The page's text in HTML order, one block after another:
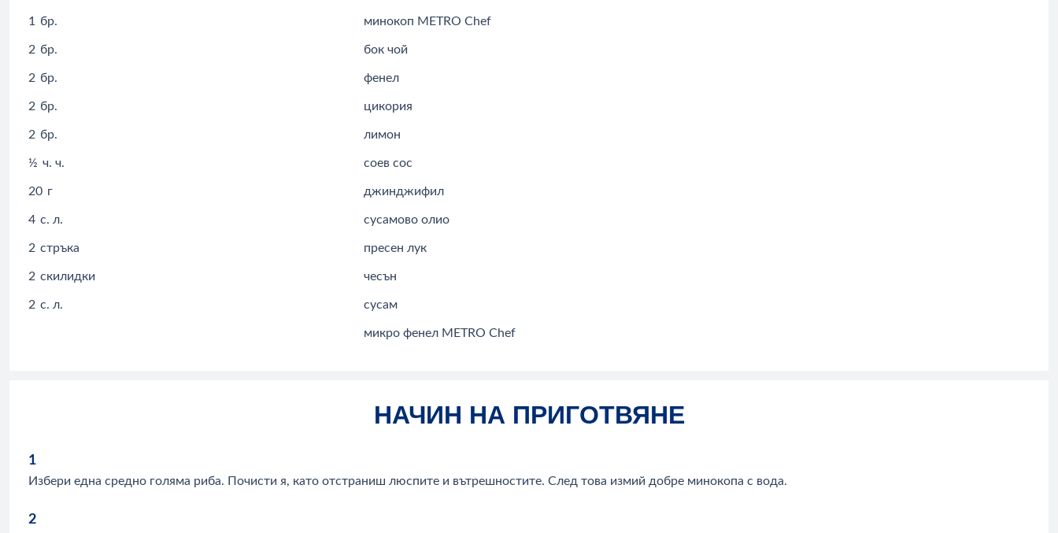
1 бр. минокоп METRO Chef
2 бр. бок чой
2 бр. фенел
2 бр. цикория
2 бр. лимон
½ ч. ч. соев сос
20 г джинджифил
4 с. л. сусамово олио
2 стръка пресен лук
2 скилидки чесън
2 с. л. сусам
микро фенел METRO Chef
НАЧИН НА ПРИГОТВЯНЕ
1
Избери една средно голяма риба. Почисти я, като отстраниш люспите и вътрешностите. След това измий добре минокопа с вода.
2